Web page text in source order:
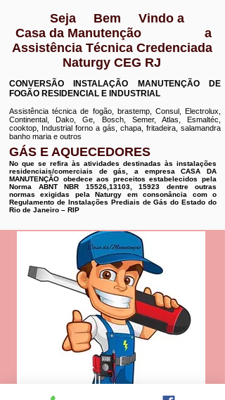
Seja Bem Vindo a
Casa da Manutenção a
Assistência Técnica Credenciada
Naturgy CEG RJ
CONVERSÃO INSTALAÇÃO MANUTENÇÃO DE
FOGÃO RESIDENCIAL E INDUSTRIAL
Assistência técnica de fogão, brastemp, Consul, Electrolux,
Continental, Dako, Ge, Bosch, Semer, Atlas, Esmaltéc,
cooktop, Industrial forno a gás, chapa, fritadeira, salamandra
banho maria e outros
GÁS E AQUECEDORES
No que se refira às atividades destinadas às instalações
residenciais/comerciais de gás, a empresa CASA DA
MANUTENÇÃO obedece aos preceitos estabelecidos pela
Norma ABNT NBR 15526,13103, 15923 dentre outras
normas exigidas pela Naturgy em consonância com o
Regulamento de Instalações Prediais de Gás do Estado do
Rio de Janeiro – RIP